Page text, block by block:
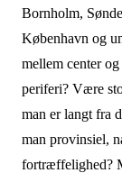
Bornholm,
København og
mellem center
periferi? Være
man er langt fra
man provinsiel,
fortræffelighed?